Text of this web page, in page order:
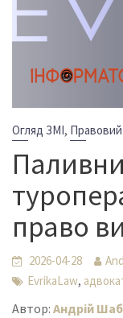
Огляд ЗМІ,
право
2026-04-28
EvrikaLaw,
Автор: Андрій